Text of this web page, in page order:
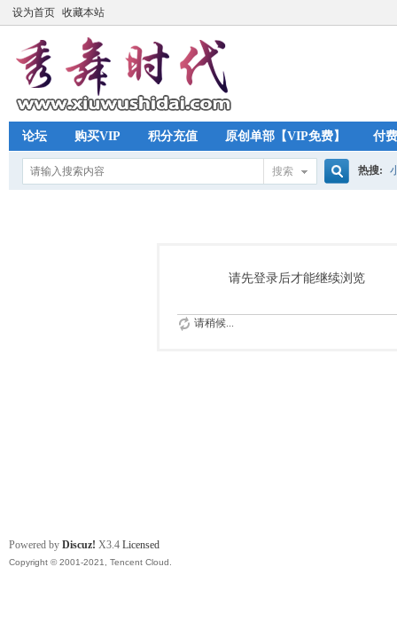
设为首页 收藏本站
论坛 购买VIP 积分充值 原创单部【VIP免费】 付
搜索
索
热搜:
请先登录后才能继续浏览
请稍候...
Powered by Discuz! X3.4 Licensed
Copyright © 2001-2021, Tencent Cloud.